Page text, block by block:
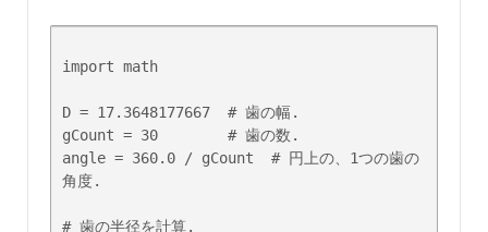
import math
D = 17.3648177667  # 歯の幅.
gCount = 30        # 歯の数.
angle = 360.0 / gCount  # 円上の、1つの歯の
角度.
# 歯の半径を計算.